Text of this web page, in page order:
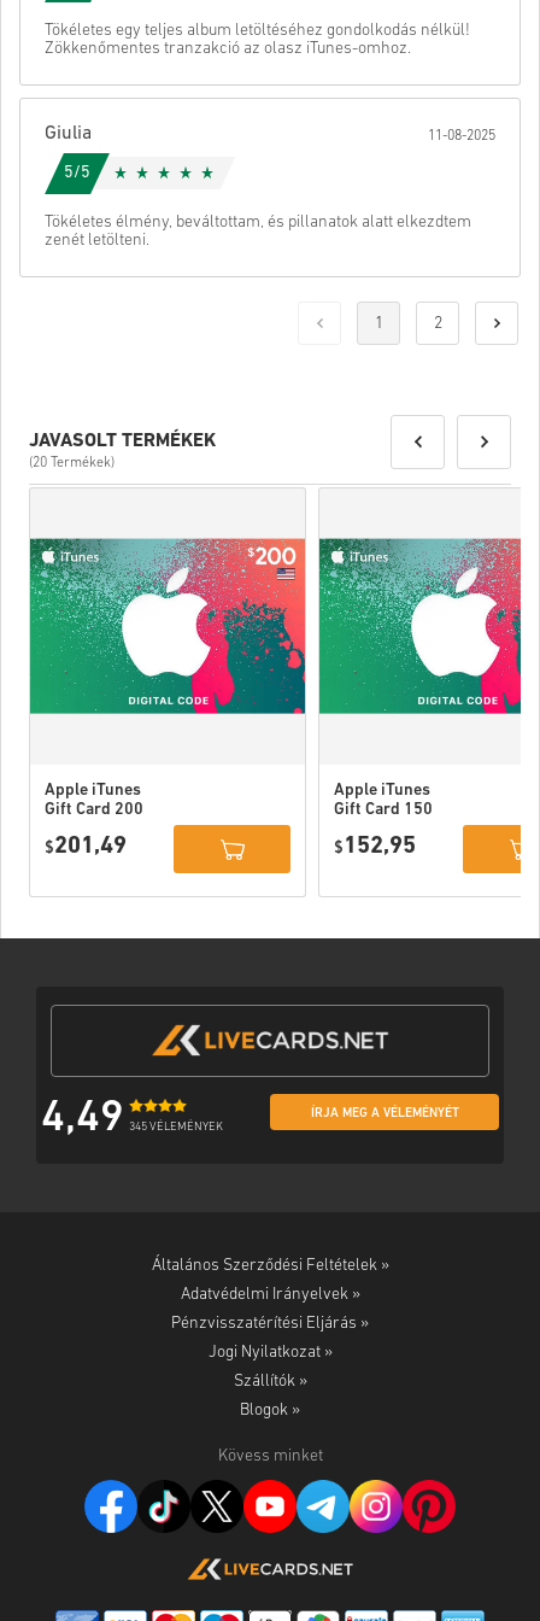
Tökéletes egy teljes album letöltéséhez gondolkodás nélkül!
Zökkenőmentes tranzakció az olasz iTunes-omhoz.
Giulia 11-08-2025
5/5
Tökéletes élmény, beváltottam, és pillanatok alatt elkezdtem
zenét letölteni.
1 2
JAVASOLT TERMÉKEK
(20 Termékek)
Apple iTunes
Gift Card 200
$201,49
Apple iTunes
Gift Card 150
$ 152,95
4,49 345 VÉLEMÉNYEK
ÍRJA MEG A VÉLEMÉNYÉT
Általános Szerződési Feltételek »
Adatvédelmi Irányelvek »
Pénzvisszatérítési Eljárás »
Jogi Nyilatkozat »
Szállítók »
Blogok »
Kövess minket